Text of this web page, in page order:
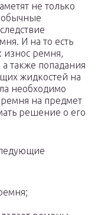
не только
обычные
И на то есть
износ ремня,
также попадания
жидкостей на
необходимо
ремня на предмет
решение о его